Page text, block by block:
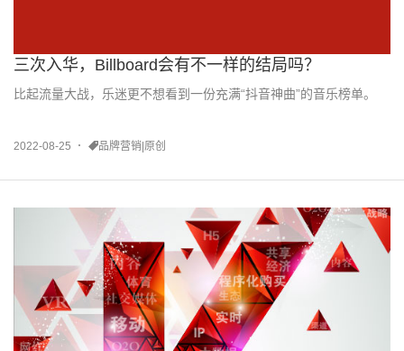
三次入华，Billboard会有不一样的结局吗？
比起流量大战，乐迷更不想看到一份充满“抖音神曲”的音乐榜单。
2022-08-25 品牌营销|原创